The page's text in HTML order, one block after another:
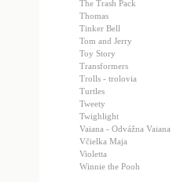
The Trash Pack
Thomas
Tinker Bell
Tom and Jerry
Toy Story
Transformers
Trolls - trolovia
Turtles
Tweety
Twighlight
Vaiana - Odvážna Vaiana
Včielka Maja
Violetta
Winnie the Pooh